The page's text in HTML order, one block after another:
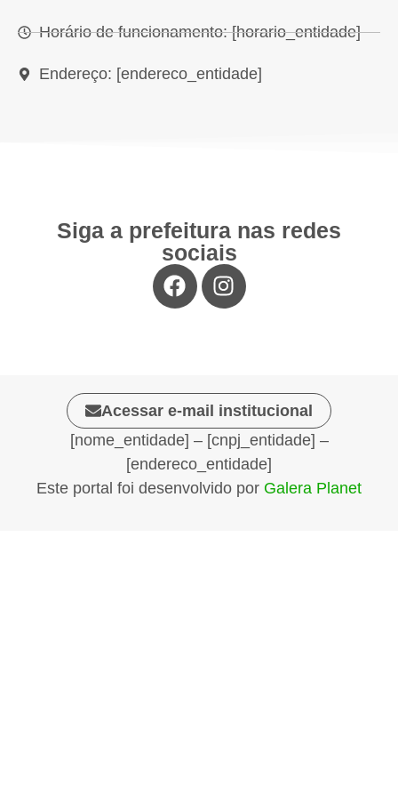
Horário de funcionamento: [horario_entidade]
Endereço: [endereco_entidade]
Siga a prefeitura nas redes
sociais
Acessar e-mail institucional
[nome_entidade] – [cnpj_entidade] –
[endereco_entidade]
Este portal foi desenvolvido por Galera Planet